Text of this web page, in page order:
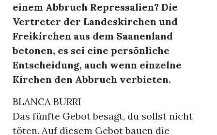
einem Abbruch Repressalien? Die
Vertreter der Landeskirchen und
Freikirchen aus dem Saanenland
betonen, es sei eine persönliche
Entscheidung, auch wenn einzelne
Kirchen den Abbruch verbieten.
BLANCA BURRI
Das fünfte Gebot besagt, du sollst nicht
töten. Auf diesem Gebot bauen die